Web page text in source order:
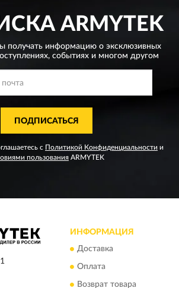
ARMYTEK
получать информацию о эксклюзивных
событиях и многом другом
ПОДПИСАТЬСЯ
с Политикой Конфиденциальности и
пользования ARMYTEK
ИНФОРМАЦИЯ
Доставка
Оплата
Возврат товара